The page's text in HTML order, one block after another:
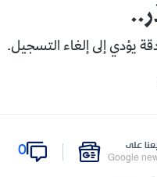
يؤدي إلى إلغاء التسجيل.
على
Google
0